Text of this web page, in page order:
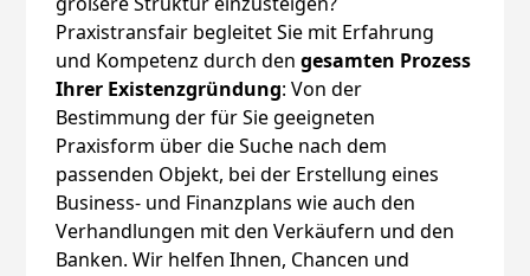
Praxistransfair begleitet Sie mit Erfahrung
und Kompetenz durch dengesamten Prozess
Ihrer Existenzgründung: Von der
Bestimmung der für Sie geeigneten
Praxisform über die Suche nach dem
passenden Objekt, bei der Erstellung eines
Business- und Finanzplans wie auch den
Verhandlungen mit den Verkäufern und den
Banken. Wir helfen Ihnen, Chancen und